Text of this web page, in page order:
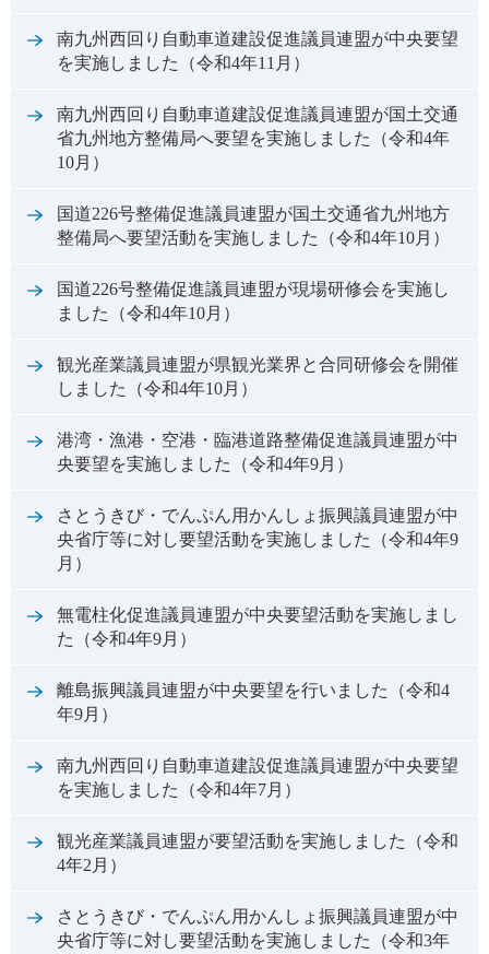
南九州西回り自動車道建設促進議員連盟が中央要望
を実施しました（令和4年11月）
南九州西回り自動車道建設促進議員連盟が国土交通
省九州地方整備局へ要望を実施しました（令和4年
10月）
国道226号整備促進議員連盟が国土交通省九州地方
整備局へ要望活動を実施しました（令和4年10月）
国道226号整備促進議員連盟が現場研修会を実施し
ました（令和4年10月）
観光産業議員連盟が県観光業界と合同研修会を開催
しました（令和4年10月）
港湾・漁港・空港・臨港道路整備促進議員連盟が中
央要望を実施しました（令和4年9月）
さとうきび・でんぷん用かんしょ振興議員連盟が中
央省庁等に対し要望活動を実施しました（令和4年9
月）
無電柱化促進議員連盟が中央要望活動を実施しまし
た（令和4年9月）
離島振興議員連盟が中央要望を行いました（令和4
年9月）
南九州西回り自動車道建設促進議員連盟が中央要望
を実施しました（令和4年7月）
観光産業議員連盟が要望活動を実施しました（令和
4年2月）
さとうきび・でんぷん用かんしょ振興議員連盟が中
央省庁等に対し要望活動を実施しました（令和3年